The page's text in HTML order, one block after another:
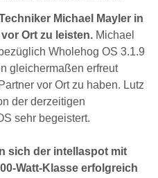
Michael Mayler in
Ort zu leisten. Michael
Wholehog OS 3.1.9
gleichermaßen erfreut
vor Ort zu haben. Lutz
der derzeitigen
sehr begeistert.
sich der intellaspot mit
Watt-Klasse erfolgreich